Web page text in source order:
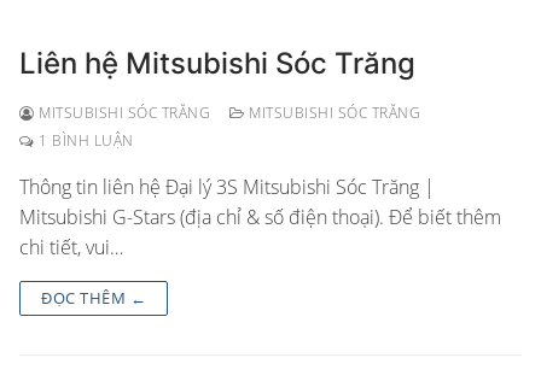
Liên hệ Mitsubishi Sóc Trăng
MITSUBISHI SÓC TRĂNG
MITSUBISHI SÓC TRĂNG
1 BÌNH LUẬN
Thông tin liên hệ Đại lý 3S Mitsubishi Sóc Trăng |
Mitsubishi G-Stars (địa chỉ & số điện thoại). Để biết thêm
chi tiết, vui…
ĐỌC THÊM ←